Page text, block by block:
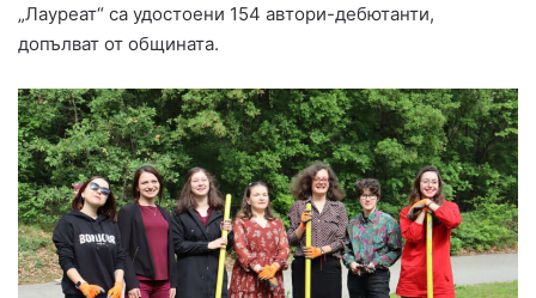
„Лауреат“ са удостоени 154 автори-дебютанти,
допълват от общината.